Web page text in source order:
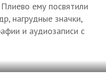
ему посвятили
нагрудные значки,
и аудиозаписи с